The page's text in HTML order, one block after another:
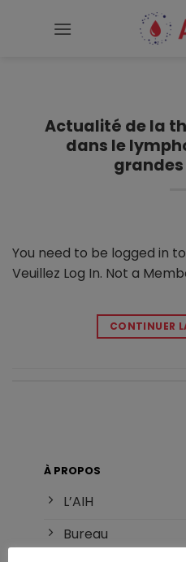
Actualité de la
dans le
You need to be logged in
Veuillez Log In. Not a
CONTINUER
À PROPOS
L’AIH
Bureau